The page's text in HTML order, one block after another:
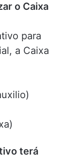
o Caixa
para
a Caixa
terá